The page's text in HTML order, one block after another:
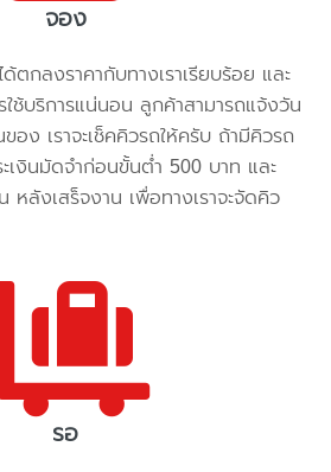
จอง
ด้ตกลงราคากับทางเราเรียบร้อย และ
ช้บริการแน่นอน ลูกค้าสามารถแจ้งวัน
อง เราจะเช็คคิวรถให้ครับ ถ้ามีคิวรถ
เงินมัดจำก่อนขั้นต่ำ 500 บาท และ
ลังเสร็จงาน เพื่อทางเราจะจัดคิว
รอ